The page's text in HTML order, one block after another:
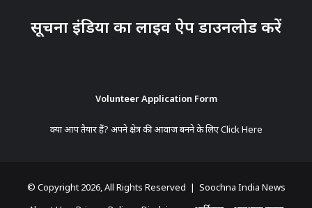
सूचना इंडिया का लाइव ऐप डाउनलोड करें
Volunteer Application Form
क्या आप तैयार हैं? अपने क्षेत्र की आवाज बनने के लिएClick Here
© Copyright 2026, All Rights Reserved | Soochna India News